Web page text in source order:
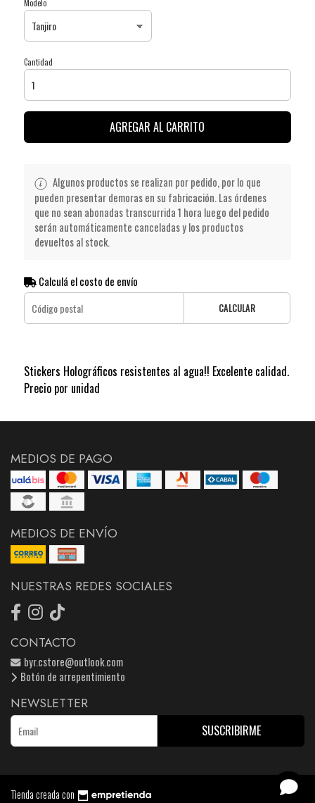
Modelo
Cantidad
AGREGAR AL CARRITO
Algunos productos se realizan por pedido, por lo que
pueden presentar demoras en su fabricación. Las órdenes
que no sean abonadas transcurrida 1 hora luego del pedido
serán automáticamente canceladas y los productos
devueltos al stock.
Calculá el costo de envío
CALCULAR
Stickers Holográficos resistentes al agua!! Excelente calidad.
Precio por unidad
MEDIOS DE PAGO
MEDIOS DE ENVÍO
NUESTRAS REDES SOCIALES
CONTACTO
byr.cstore@outlook.com
Botón de arrepentimiento
NEWSLETTER
SUSCRIBIRME
Tienda creada con